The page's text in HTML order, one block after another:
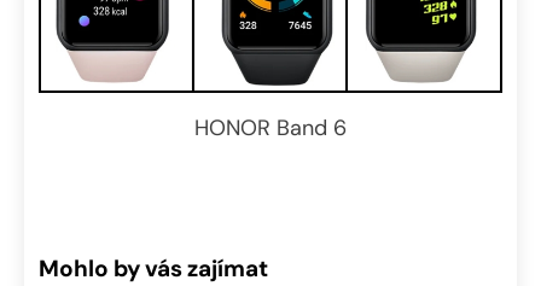
HONOR Band 6
Mohlo by vás zajímat